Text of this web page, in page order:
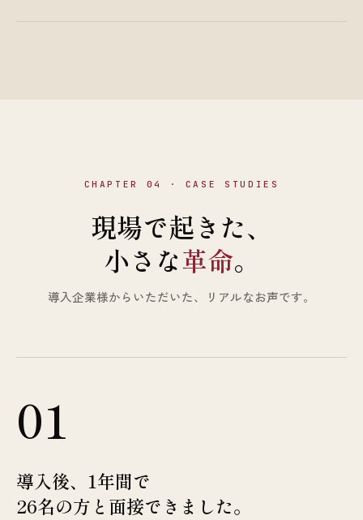
CHAPTER 04 · CASE STUDIES
現場で起きた、
小さな革命。
導入企業様からいただいた、リアルなお声です。
01
導入後、1年間で
26名の方と面接できました。